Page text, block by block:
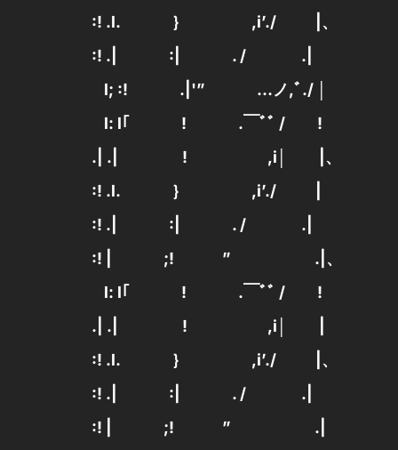
:! .l. ｝ ,i’./ |、
:! .| :| . / .|
l; :! .|'” …ノ,ﾞ./ │
l: l｢ ! .￣ﾞﾞ / !
.| .| ! ,i│ |、
:! .l. ｝ ,i’./ |
:! .| :| . / .|
:! | ;! ” .|、
l: l｢ ! .￣ﾞﾞ / !
.| .| ! ,i│ |
:! .l. ｝ ,i’./ |、
:! .| :| . / .|
:! | ;! ” .|